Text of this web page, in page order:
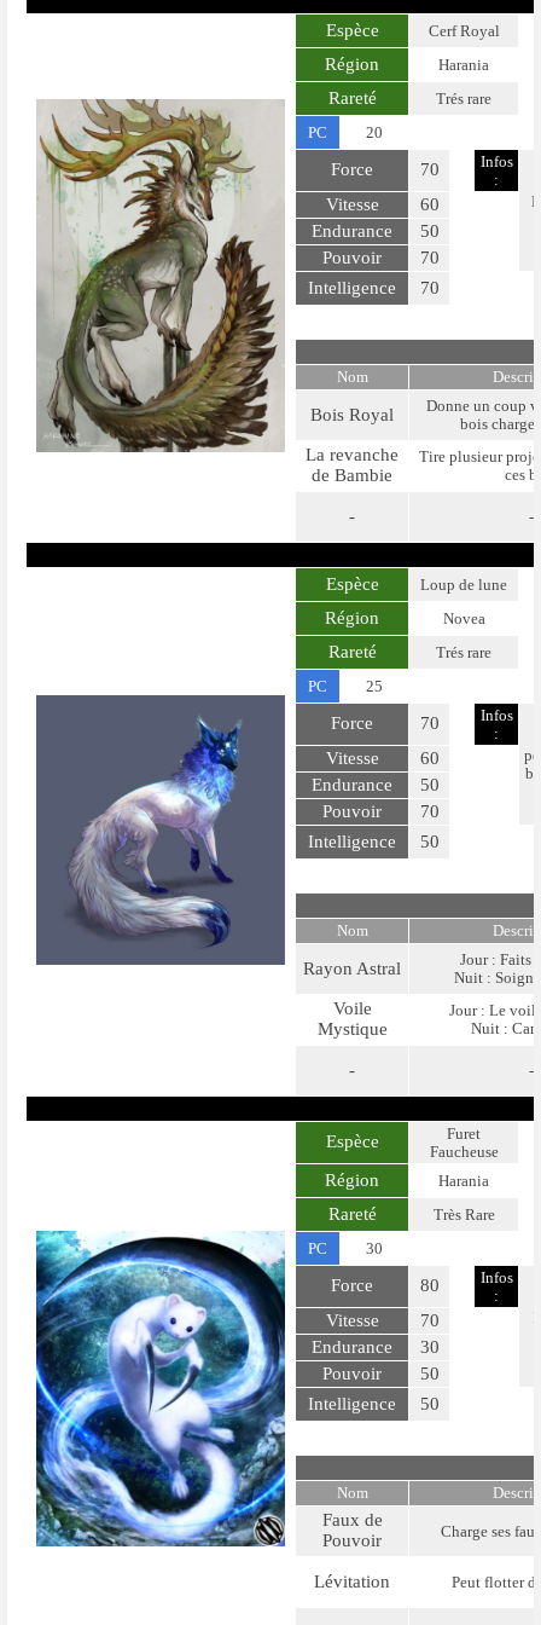
Espèce Cerf Royal
Région Harania
Rareté
Trés rare
PC
20
Force 70
Infos
:
Vitesse
60
Endurance
50
Pouvoir
70
Intelligence
70
Nom
Bois Royal
Donne un coup
bois
La revanche
de Bambie
Tire plusieur
ces
- -
Espèce Loup de lune
Région Novea
Rareté
Trés rare
PC
25
Force 70
Infos
:
Vitesse
60
Endurance
50
Pouvoir
70
Intelligence
50
Nom
Rayon Astral
Jour : Faits
Nuit :
Voile
Mystique
Jour : Le
Nuit :
- -
Espèce
Furet
Faucheuse
Région Harania
Rareté
Très Rare
PC
30
Force 80
Infos
:
Vitesse
70
Endurance
30
Pouvoir
50
Intelligence
50
Nom
Faux de
Pouvoir
Charge ses
Lévitation Peut flotter